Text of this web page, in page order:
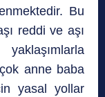
Bu
reddi ve aşı
anne baba
yasal yollar